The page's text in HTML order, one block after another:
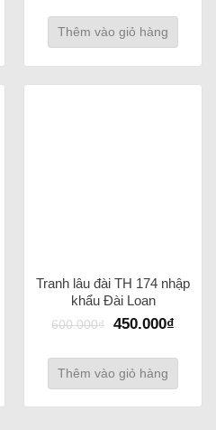
Thêm vào giỏ hàng
Tranh lâu đài TH 174 nhập
khẩu Đài Loan
600.000₫ 450.000₫
Thêm vào giỏ hàng